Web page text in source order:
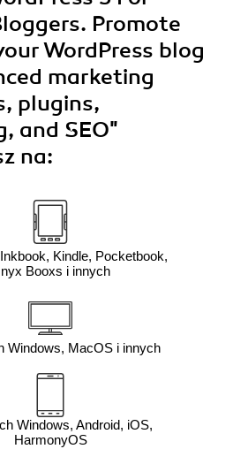
Promote
WordPress blog
marketing
plugins,
and SEO"
na:
Kindle, Pocketbook,
Booxs i innych
Windows, MacOS i innych
Windows, Android, iOS,
HarmonyOS